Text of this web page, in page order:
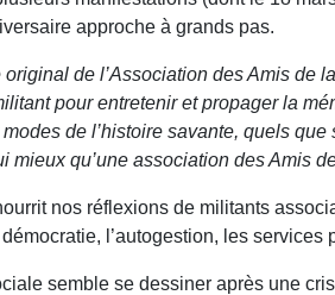
approche à grands pas.
original de l’Association des Amis de
pour entretenir et propager la
de l’histoire savante, quels
mieux qu’une association des Amis
nos réflexions de militants
l’autogestion, les
semble se dessiner après une